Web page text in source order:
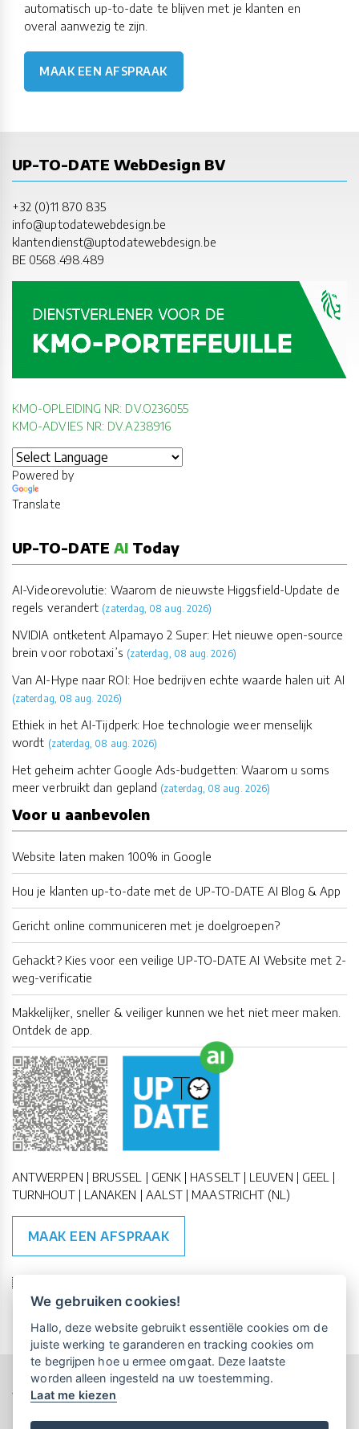
automatisch up-to-date te blijven met je klanten en
overal aanwezig te zijn.
MAAK EEN AFSPRAAK
UP-TO-DATE WebDesign BV
+32 (0)11 870 835
info@uptodatewebdesign.be
klantendienst@uptodatewebdesign.be
BE 0568.498.489
KMO-OPLEIDING NR: DV.O236055
KMO-ADVIES NR: DV.A238916
Powered by
Translate
UP-TO-DATE AI Today
AI-Videorevolutie: Waarom de nieuwste Higgsfield-Update de
regels verandert (zaterdag, 08 aug. 2026)
NVIDIA ontketent Alpamayo 2 Super: Het nieuwe open-source
brein voor robotaxi’s (zaterdag, 08 aug. 2026)
Van AI-Hype naar ROI: Hoe bedrijven echte waarde halen uit AI
(zaterdag, 08 aug. 2026)
Ethiek in het AI-Tijdperk: Hoe technologie weer menselijk
wordt (zaterdag, 08 aug. 2026)
Het geheim achter Google Ads-budgetten: Waarom u soms
meer verbruikt dan gepland (zaterdag, 08 aug. 2026)
Voor u aanbevolen
Website laten maken 100% in Google
Hou je klanten up-to-date met de UP-TO-DATE AI Blog & App
Gericht online communiceren met je doelgroepen?
Gehackt? Kies voor een veilige UP-TO-DATE AI Website met 2-
weg-verificatie
Makkelijker, sneller & veiliger kunnen we het niet meer maken.
Ontdek de app.
ANTWERPEN | BRUSSEL | GENK | HASSELT | LEUVEN | GEEL |
TURNHOUT | LANAKEN | AALST | MAASTRICHT (NL)
MAAK EEN AFSPRAAK
🇪🇺 🇧🇪
Copyright All Rights Reserved © 2015-2026 UP-TO-DATE
WebDesign
Privacy & Cookies
Locations Algemene Voorwaarden
We gebruiken cookies!
Hallo, deze website gebruikt essentiële cookies om de
juiste werking te garanderen en tracking cookies om
te begrijpen hoe u ermee omgaat. Deze laatste
worden alleen ingesteld na uw toestemming.
Laat me kiezen
een persoonlijke demo.
Maandelijks gratis opleidingen